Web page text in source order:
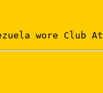
wore Club